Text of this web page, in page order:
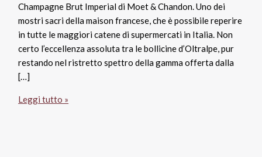
Champagne Brut Imperial di Moet & Chandon. Uno dei
mostri sacri della maison francese, che è possibile reperire
in tutte le maggiori catene di supermercati in Italia. Non
certo l’eccellenza assoluta tra le bollicine d’Oltralpe, pur
restando nel ristretto spettro della gamma offerta dalla
[…]
Champagne
Leggi tutto »